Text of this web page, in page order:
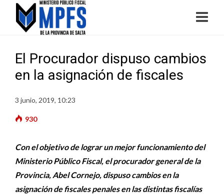
El Procurador dispuso cambios
en la asignación de fiscales
3 junio, 2019, 10:23
930
Con el objetivo de lograr un mejor funcionamiento del
Ministerio Público Fiscal, el procurador general de la
Provincia, Abel Cornejo, dispuso cambios en la
asignación de fiscales penales en las distintas fiscalías